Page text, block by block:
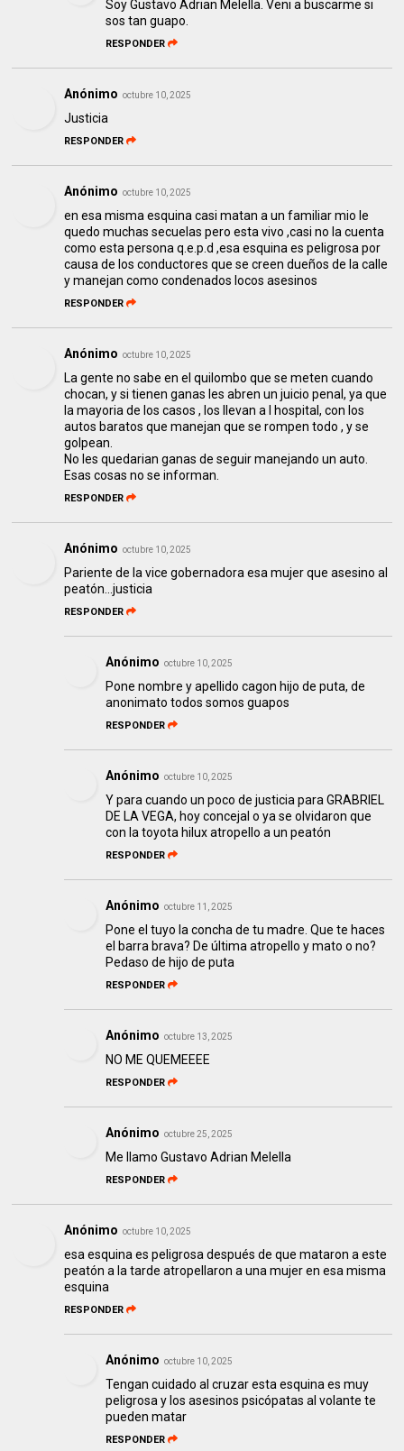
Soy Gustavo Adrian Melella. Veni a buscarme si
sos tan guapo.
RESPONDER
Anónimo octubre 10, 2025
Justicia
RESPONDER
Anónimo octubre 10, 2025
en esa misma esquina casi matan a un familiar mio le
quedo muchas secuelas pero esta vivo ,casi no la cuenta
como esta persona q.e.p.d ,esa esquina es peligrosa por
causa de los conductores que se creen dueños de la calle
y manejan como condenados locos asesinos
RESPONDER
Anónimo octubre 10, 2025
La gente no sabe en el quilombo que se meten cuando
chocan, y si tienen ganas les abren un juicio penal, ya que
la mayoria de los casos , los llevan a l hospital, con los
autos baratos que manejan que se rompen todo , y se
golpean.
No les quedarian ganas de seguir manejando un auto.
Esas cosas no se informan.
RESPONDER
Anónimo octubre 10, 2025
Pariente de la vice gobernadora esa mujer que asesino al
peatón...justicia
RESPONDER
Anónimo octubre 10, 2025
Pone nombre y apellido cagon hijo de puta, de
anonimato todos somos guapos
RESPONDER
Anónimo octubre 10, 2025
Y para cuando un poco de justicia para GRABRIEL
DE LA VEGA, hoy concejal o ya se olvidaron que
con la toyota hilux atropello a un peatón
RESPONDER
Anónimo octubre 11, 2025
Pone el tuyo la concha de tu madre. Que te haces
el barra brava? De última atropello y mato o no?
Pedaso de hijo de puta
RESPONDER
Anónimo octubre 13, 2025
NO ME QUEMEEEE
RESPONDER
Anónimo octubre 25, 2025
Me llamo Gustavo Adrian Melella
RESPONDER
Anónimo octubre 10, 2025
esa esquina es peligrosa después de que mataron a este
peatón a la tarde atropellaron a una mujer en esa misma
esquina
RESPONDER
Anónimo octubre 10, 2025
Tengan cuidado al cruzar esta esquina es muy
peligrosa y los asesinos psicópatas al volante te
pueden matar
RESPONDER